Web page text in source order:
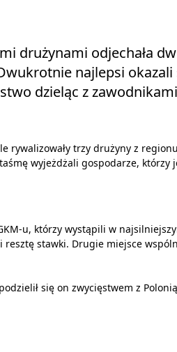
drużynami odjechała
najlepsi
dzieląc z
rywalizowały trzy drużyny z
wyjeżdżali gospodarze,
u, którzy wystąpili w
stawki. Drugie miejsce
się on zwycięstwem z